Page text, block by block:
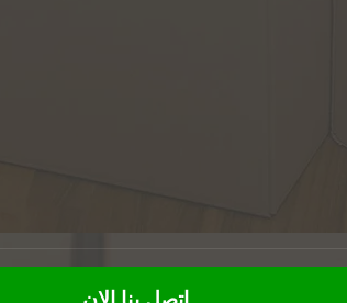
© حقوق النشر 2026. جميع الحقوق محفوظة.